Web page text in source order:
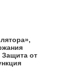
Защита от